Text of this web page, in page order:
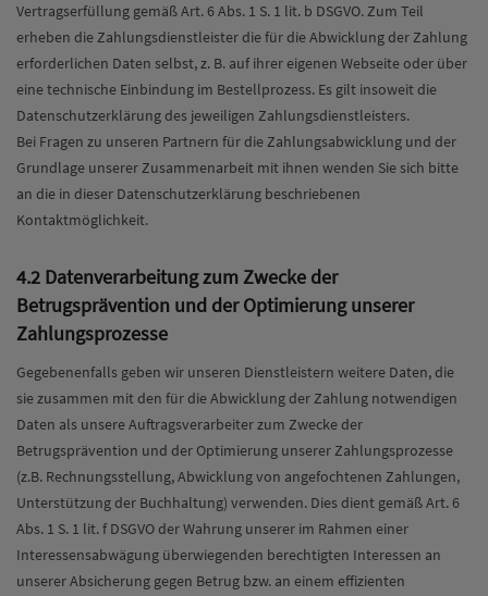
Vertragserfüllung gemäß Art. 6 Abs. 1 S. 1 lit. b DSGVO. Zum Teil
erheben die Zahlungsdienstleister die für die Abwicklung der Zahlung
erforderlichen Daten selbst, z. B. auf ihrer eigenen Webseite oder über
eine technische Einbindung im Bestellprozess. Es gilt insoweit die
Datenschutzerklärung des jeweiligen Zahlungsdienstleisters.
Bei Fragen zu unseren Partnern für die Zahlungsabwicklung und der
Grundlage unserer Zusammenarbeit mit ihnen wenden Sie sich bitte
an die in dieser Datenschutzerklärung beschriebenen
Kontaktmöglichkeit.
4.2 Datenverarbeitung zum Zwecke der
Betrugsprävention und der Optimierung unserer
Zahlungsprozesse
Gegebenenfalls geben wir unseren Dienstleistern weitere Daten, die
sie zusammen mit den für die Abwicklung der Zahlung notwendigen
Daten als unsere Auftragsverarbeiter zum Zwecke der
Betrugsprävention und der Optimierung unserer Zahlungsprozesse
(z.B. Rechnungsstellung, Abwicklung von angefochtenen Zahlungen,
Unterstützung der Buchhaltung) verwenden. Dies dient gemäß Art. 6
Abs. 1 S. 1 lit. f DSGVO der Wahrung unserer im Rahmen einer
Interessensabwägung überwiegenden berechtigten Interessen an
unserer Absicherung gegen Betrug bzw. an einem effizienten